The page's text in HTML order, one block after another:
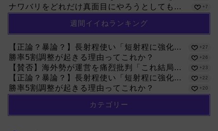
ナワバリをどれだけ真面目にやろうとしても...
+7
週間イイねランキング
【正論？暴論？】長射程使い「短射程に強化... +27
勝率5割調整が起きる理由ってこれか？ +26
【賛否】海外勢が運営を痛烈批判「これ結局... +23
【正論？暴論？】長射程使い「短射程に強化... +22
勝率5割調整が起きる理由ってこれか？ +20
カテゴリー